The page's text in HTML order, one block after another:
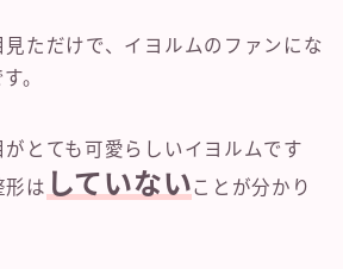
ただけで、イヨルムのファンにな
。
とても可愛らしいイヨルムです
形は していないことが分かり